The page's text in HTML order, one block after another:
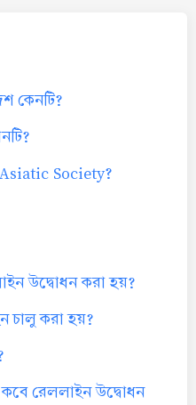
কেনটি?
Society?
উদ্বোধন করা হয়?
চালু করা হয়?
রেললাইন উদ্বোধন